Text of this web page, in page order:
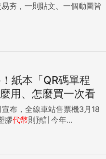
易夯，一則貼文、一個動圖皆
紙本「QR碼單程
麼用、怎麼買一次看
布，全線車站售票機3月18
膠代幣則預計今年...